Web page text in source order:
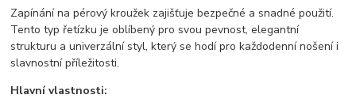
Zapínání na pérový kroužek zajišťuje bezpečné a snadné použití.
Tento typ řetízku je oblíbený pro svou pevnost, elegantní
strukturu a univerzální styl, který se hodí pro každodenní nošení i
slavnostní příležitosti.
Hlavní vlastnosti: